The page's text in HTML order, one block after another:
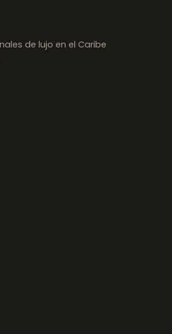
de lujo en el Caribe